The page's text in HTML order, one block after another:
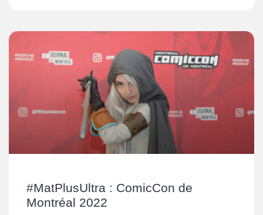
#MatPlusUltra : ComicCon de
Montréal 2022